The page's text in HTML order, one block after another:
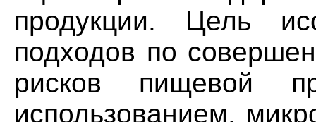
продукции. Цель
подходов по
рисков пищевой
использованием,